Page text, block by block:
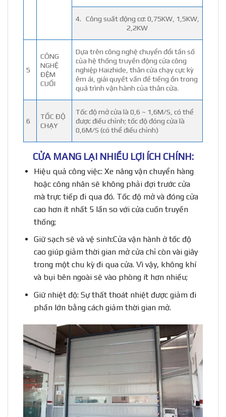
4. Công suất động cơ: 0,75KW, 1,5KW,
2,2KW
5
CÔNG
NGHỆ
ĐỆM
CUỐI
Dựa trên công nghệ chuyển đổi tần số
của hệ thống truyền động cửa công
nghiệp Haizhide, thân cửa chạy cực kỳ
êm ái, giải quyết vấn đề tiếng ồn trong
quá trình vận hành của thân cửa.
6
TỐC ĐỘ
CHẠY
Tốc độ mở cửa là 0,6 ~ 1,6M/S, có thể
được điều chỉnh; tốc độ đóng cửa là
0,6M/S (có thể điều chỉnh)
CỬA MANG LẠI NHIỀU LỢI ÍCH CHÍNH:
Hiệu quả công việc: Xe nâng vận chuyển hàng
hoặc công nhân sẽ không phải đợi trước cửa
mà trực tiếp đi qua đó. Tốc độ mở và đóng cửa
cao hơn ít nhất 5 lần so với cửa cuốn truyền
thống;
Giữ sạch sẽ và vệ sinh:Cửa vận hành ở tốc độ
cao giúp giảm thời gian mở cửa chỉ còn vài giây
trong một chu kỳ đi qua cửa. Vì vậy, không khí
và bụi bên ngoài sẽ vào phòng ít hơn nhiều;
Giữ nhiệt độ: Sự thất thoát nhiệt được giảm đi
phần lớn bằng cách giảm thời gian mở.